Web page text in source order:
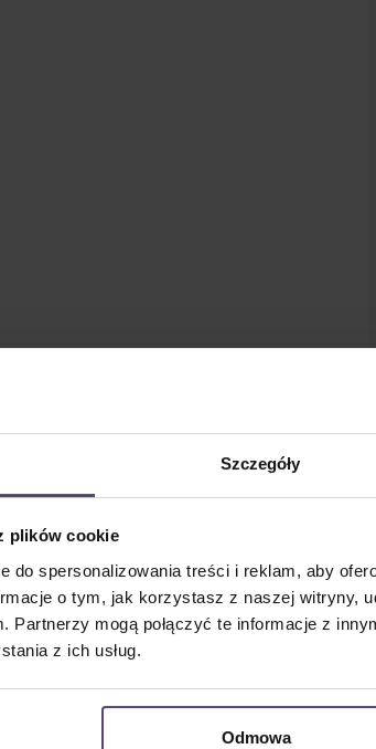
Szczegóły
plików cookie
do spersonalizowania treści i reklam, aby
o tym, jak korzystasz z naszej witryny,
Partnerzy mogą połączyć te informacje z
z ich usług.
Odmowa